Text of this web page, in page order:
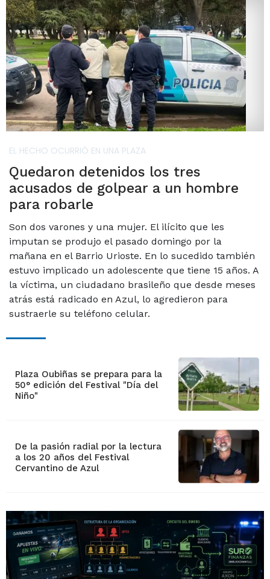
EL HECHO OCURRIÓ EN UNA PLAZA
Quedaron detenidos los tres
acusados de golpear a un hombre
para robarle
Son dos varones y una mujer. El ilícito que les
imputan se produjo el pasado domingo por la
mañana en el Barrio Urioste. En lo sucedido también
estuvo implicado un adolescente que tiene 15 años. A
la víctima, un ciudadano brasileño que desde meses
atrás está radicado en Azul, lo agredieron para
sustraerle su teléfono celular.
Plaza Oubiñas se prepara para la
50° edición del Festival "Día del
Niño"
De la pasión radial por la lectura
a los 20 años del Festival
Cervantino de Azul